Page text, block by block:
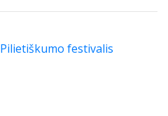
Pilietiškumo festivalis